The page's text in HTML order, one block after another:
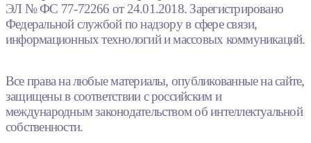
ЭЛ № ФС 77-72266 от 24.01.2018. Зарегистрировано
Федеральной службой по надзору в сфере связи,
информационных технологий и массовых коммуникаций.
Все права на любые материалы, опубликованные на сайте,
защищены в соответствии с российским и
международным законодательством об интеллектуальной
собственности.